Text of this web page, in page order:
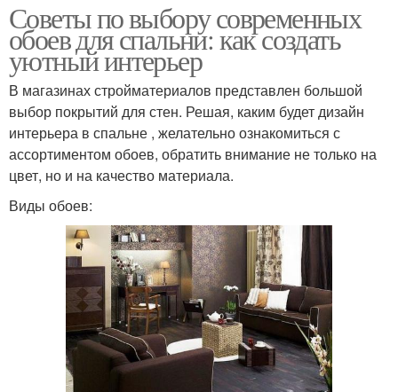
Советы по выбору современных
обоев для спальни: как создать
уютный интерьер
В магазинах стройматериалов представлен большой
выбор покрытий для стен. Решая, каким будет дизайн
интерьера в спальне , желательно ознакомиться с
ассортиментом обоев, обратить внимание не только на
цвет, но и на качество материала.
Виды обоев: